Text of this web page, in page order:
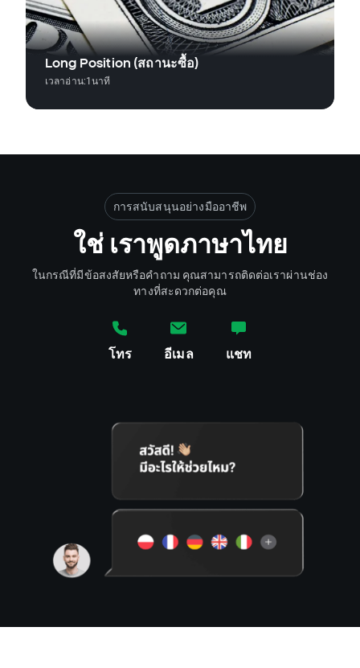
Long Position (สถานะซื้อ)
เวลาอ่าน:1นาที
การสนับสนุนอย่างมืออาชีพ
ใช่ เราพูดภาษาไทย
ในกรณีที่มีข้อสงสัยหรือคำถาม คุณสามารถติดต่อเราผ่านช่อง
ทางที่สะดวกต่อคุณ
โทร อีเมล แชท